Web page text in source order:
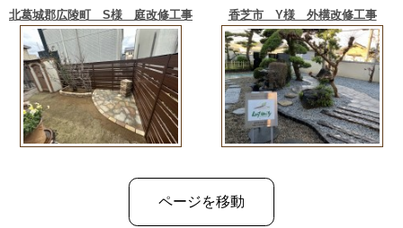
北葛城郡広陵町 S様 庭改修工事 香芝市 Y様 外構改修工事